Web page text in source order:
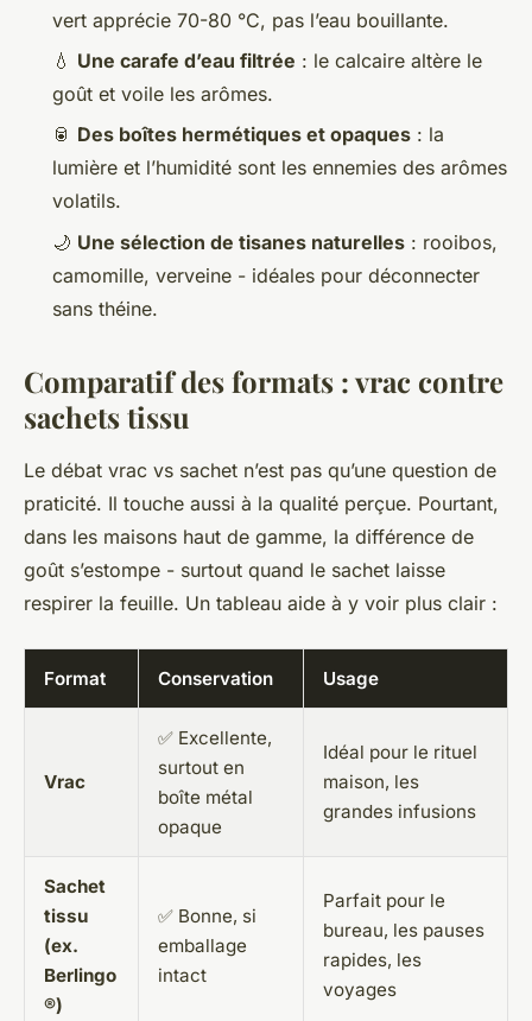
vert apprécie 70-80 °C, pas l’eau bouillante.
💧 Une carafe d’eau filtrée : le calcaire altère le
goût et voile les arômes.
🥫 Des boîtes hermétiques et opaques : la
lumière et l’humidité sont les ennemies des arômes
volatils.
🌙 Une sélection de tisanes naturelles : rooibos,
camomille, verveine - idéales pour déconnecter
sans théine.
Comparatif des formats : vrac contre
sachets tissu
Le débat vrac vs sachet n’est pas qu’une question de
praticité. Il touche aussi à la qualité perçue. Pourtant,
dans les maisons haut de gamme, la différence de
goût s’estompe - surtout quand le sachet laisse
respirer la feuille. Un tableau aide à y voir plus clair :
Format Conservation Usage
Vrac
✅ Excellente,
surtout en
boîte métal
opaque
Idéal pour le rituel
maison, les
grandes infusions
Sachet
tissu
(ex.
Berlingo
®)
✅ Bonne, si
emballage
intact
Parfait pour le
bureau, les pauses
rapides, les
voyages